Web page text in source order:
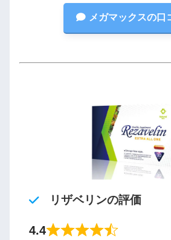
メガマックスの口
リザベリンの評価
4.4